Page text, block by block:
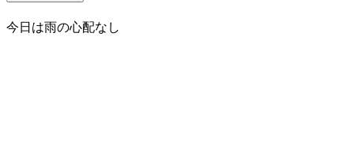
今日は雨の心配なし